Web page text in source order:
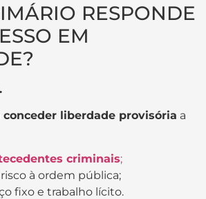
RESPONDE
EM
conceder liberdade provisória a
criminais;
à ordem pública;
fixo e trabalho lícito.